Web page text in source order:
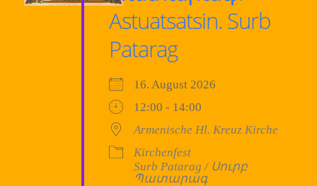
Astuatsatsin. Surb
Patarag
16. August 2026
12:00 - 14:00
Armenische Hl. Kreuz Kirche
Kirchenfest
Surb Patarag / Սուրբ
Պատարագ